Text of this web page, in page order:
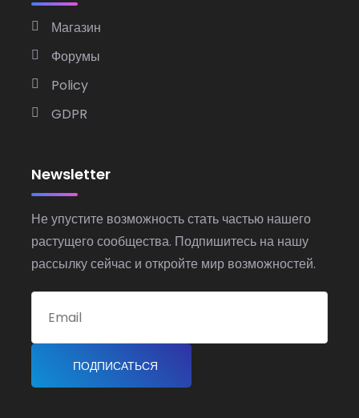
Магазин
Форумы
Policy
GDPR
Newsletter
Не упустите возможность стать частью нашего
растущего сообщества. Подпишитесь на нашу
рассылку сейчас и откройте мир возможностей.
ПОДПИСАТЬСЯ